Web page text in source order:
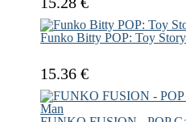
Funko Bitty POP: Toy
15.36 €